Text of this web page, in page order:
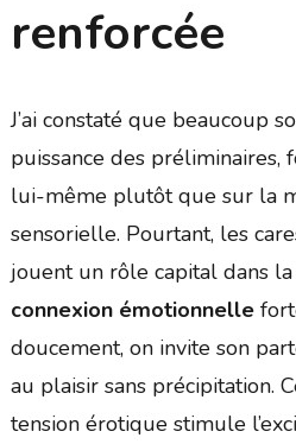
renforcée
J’ai constaté que beaucoup
puissance des préliminaires,
lui-même plutôt que sur la
sensorielle. Pourtant, les
jouent un rôle capital dans la
connexion émotionnelle
doucement, on invite son
au plaisir sans précipitation.
tension érotique stimule